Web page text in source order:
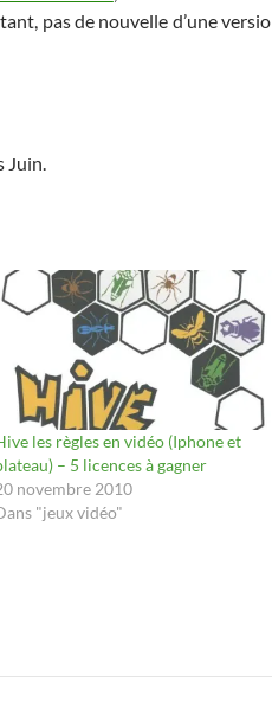
pas de nouvelle d’une
Juin.
les règles en vidéo (Iphone et
– 5 licences à gagner
novembre 2010
"jeux vidéo"